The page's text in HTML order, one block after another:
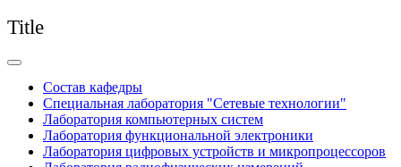
Title
Состав кафедры
Специальная лаборатория "Сетевые технологии"
Лаборатория компьютерных систем
Лаборатория функциональной электроники
Лаборатория цифровых устройств и микропроцессоров